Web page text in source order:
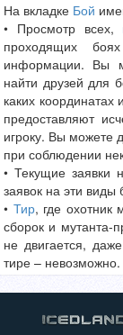
На вкладке Бой
• Просмотр всех,
проходящих
информации. Вы
найти друзей для
каких координатах
предоставляют
игроку. Вы можете
при соблюдении
• Текущие заявки
заявок на эти виды
• Тир, где охотник
сборок и мутанта-
не двигается,
тире –